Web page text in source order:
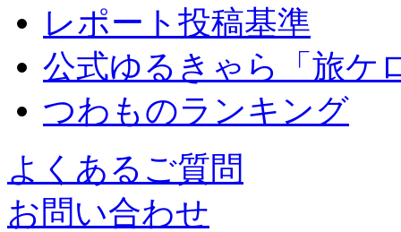
レポート投稿基準
公式ゆるきゃら「旅ケ
つわものランキング
よくあるご質問
お問い合わせ